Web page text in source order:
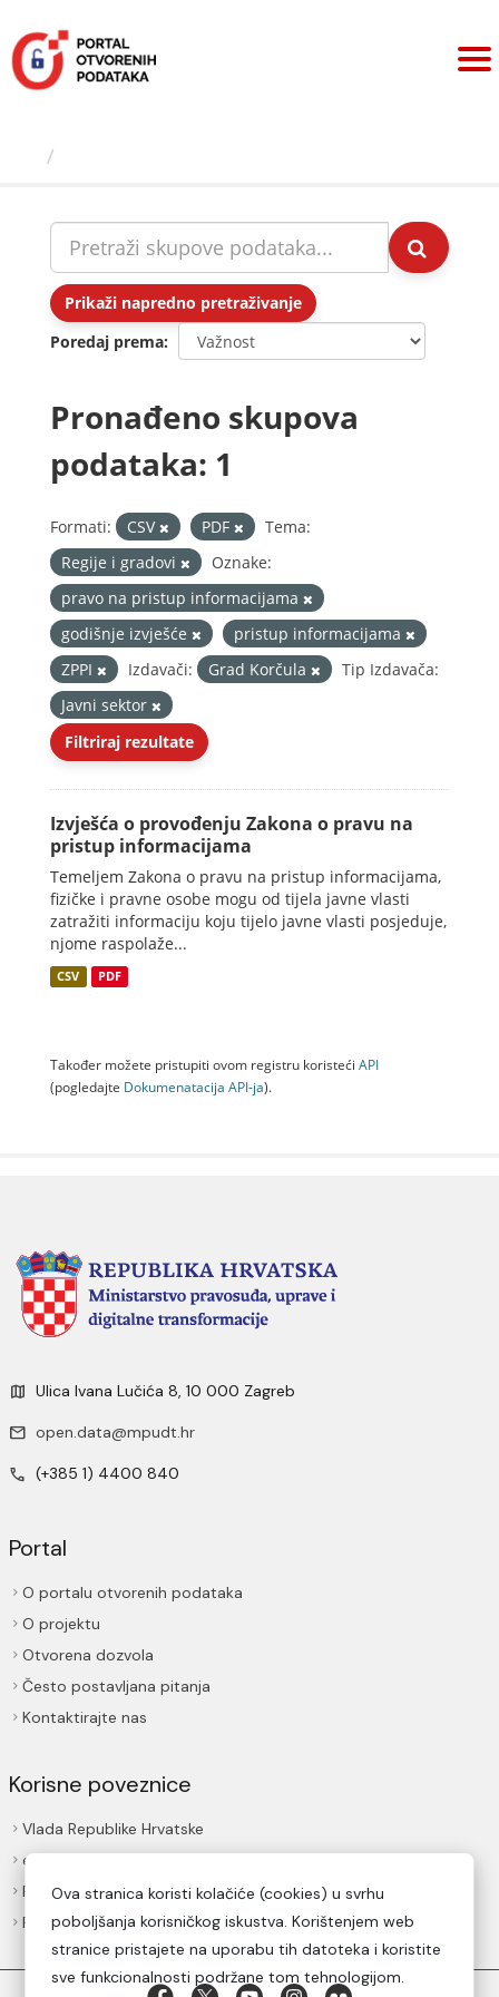
sadržaj
Prikaži napredno pretraživanje
Poredaj prema
Pronađeno skupova
podataka: 1
Formati: CSV PDF
Tema:
Regije i gradovi
Oznake:
pravo na pristup informacijama
godišnje izvješće
pristup informacijama
ZPPI
Izdavači: Grad Korčula
Tip Izdavača:
Javni sektor
Filtriraj rezultate
Izvješća o provođenju Zakona o pravu na
pristup informacijama
Temeljem Zakona o pravu na pristup informacijama,
fizičke i pravne osobe mogu od tijela javne vlasti
zatražiti informaciju koju tijelo javne vlasti posjeduje,
njome raspolaže...
CSV PDF
Također možete pristupiti ovom registru koristeći API
(pogledajte Dokumenаtаcijа API-jа).